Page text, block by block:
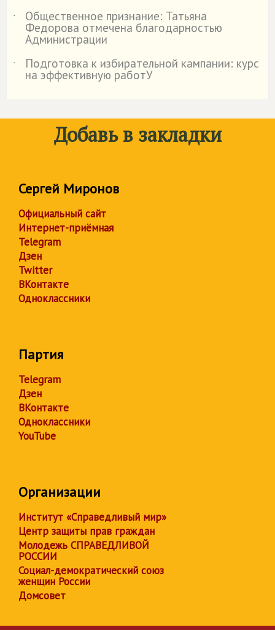
˙
Общественное признание: Татьяна
Федорова отмечена благодарностью
Администрации
˙
Подготовка к избирательной кампании: курс
на эффективную работУ
Добавь в закладки
Сергей Миронов
Официальный сайт
Интернет-приёмная
Telegram
Дзен
Twitter
ВКонтакте
Одноклассники
Партия
Telegram
Дзен
ВКонтакте
Одноклассники
YouTube
Организации
Институт «Справедливый мир»
Центр защиты прав граждан
Молодежь СПРАВЕДЛИВОЙ
РОССИИ
Социал-демократический союз
женщин России
Домсовет